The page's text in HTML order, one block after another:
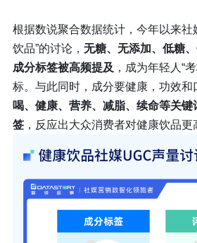
根据数说聚合数据统计，今年以来社
饮品”的讨论， 无糖、无添加、低糖
成分标签被高频提及 ，成为年轻人“
标。与此同时，成分要健康，功效和
喝、健康、营养、减脂、续命等关
签，反应出大众消费者对健康饮品更